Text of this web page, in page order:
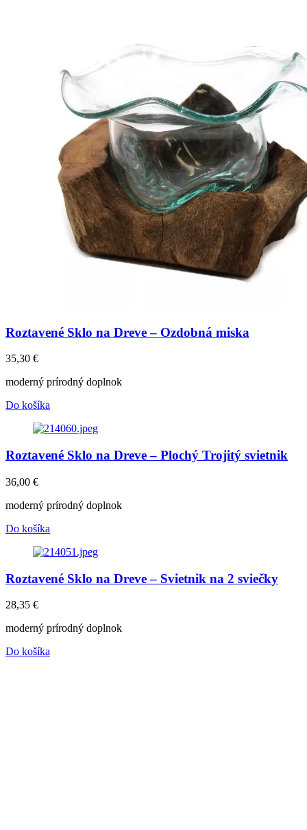
Roztavené Sklo na Dreve – Ozdobná miska
35,30 €
moderný prírodný doplnok
Do košíka
Roztavené Sklo na Dreve – Plochý Trojitý svietnik
36,00 €
moderný prírodný doplnok
Do košíka
Roztavené Sklo na Dreve – Svietnik na 2 sviečky
28,35 €
moderný prírodný doplnok
Do košíka